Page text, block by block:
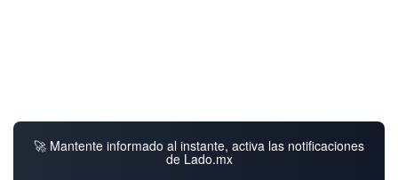
🚀 Mantente informado al instante, activa las notificaciones
de Lado.mx